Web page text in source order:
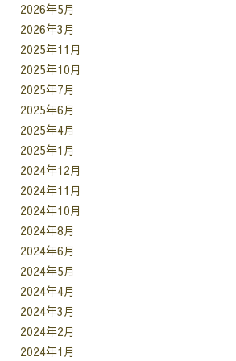
2026年5月
2026年3月
2025年11月
2025年10月
2025年7月
2025年6月
2025年4月
2025年1月
2024年12月
2024年11月
2024年10月
2024年8月
2024年6月
2024年5月
2024年4月
2024年3月
2024年2月
2024年1月